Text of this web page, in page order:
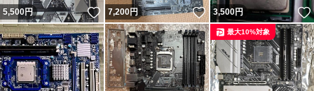
5,500円 いいね！
7,200円 いいね！
3,500円
最大10%対象